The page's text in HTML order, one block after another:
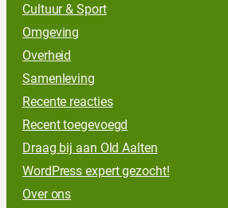
Cultuur & Sport
Omgeving
Overheid
Samenleving
Recente reacties
Recent toegevoegd
Draag bij aan Old Aalten
WordPress expert gezocht!
Over ons